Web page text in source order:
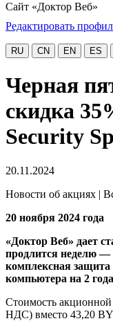
Сайт «Доктор Веб»
Редактировать
RU CN EN ES
Черная
скидка
Security
20.11.2024
Новости об акциях |
20 ноября 2024 года
«Доктор Веб» дает
продлится неделю —
комплексная защита
компьютера на 2
Стоимость
НДС) вместо 43,20